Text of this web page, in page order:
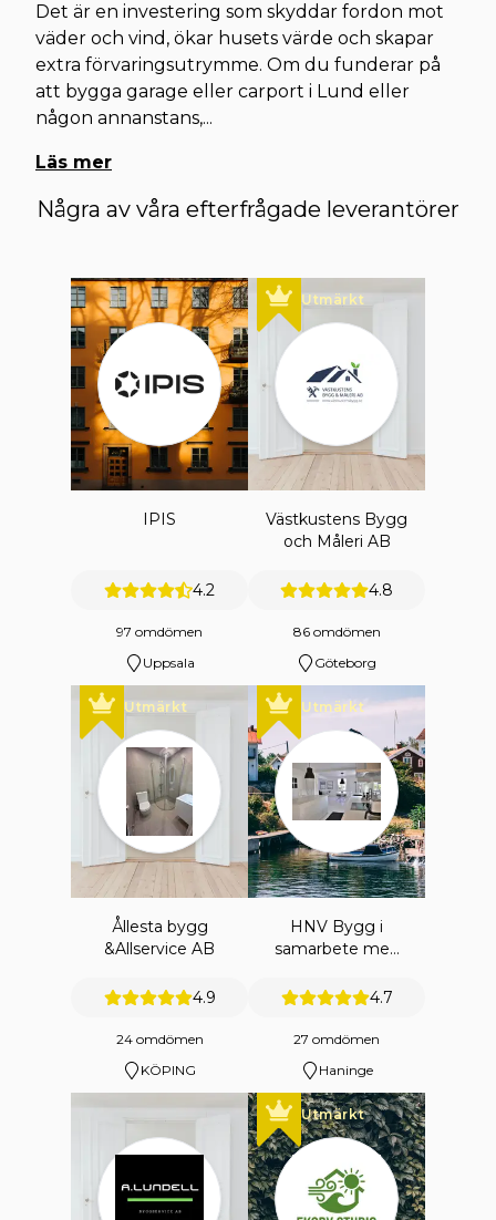
Det är en investering som skyddar fordon mot
väder och vind, ökar husets värde och skapar
extra förvaringsutrymme. Om du funderar på
att bygga garage eller carport i Lund eller
någon annanstans,...
Läs mer
Några av våra efterfrågade leverantörer
IPIS
4.2
97 omdömen
Uppsala
Utmärkt
Västkustens Bygg
och Måleri AB
4.8
86 omdömen
Göteborg
Utmärkt
Ållesta bygg
&Allservice AB
4.9
24 omdömen
KÖPING
Utmärkt
HNV Bygg i
samarbete med
ENTREPRENAD
4.7
27 omdömen
Haninge
Utmärkt